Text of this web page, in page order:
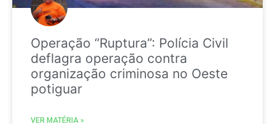
Operação “Ruptura”: Polícia Civil
deflagra operação contra
organização criminosa no Oeste
potiguar
VER MATÉRIA »